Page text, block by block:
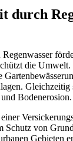
durch
die
Gleichzeitig
Bodenerosion.
Schutz von
Gebieten